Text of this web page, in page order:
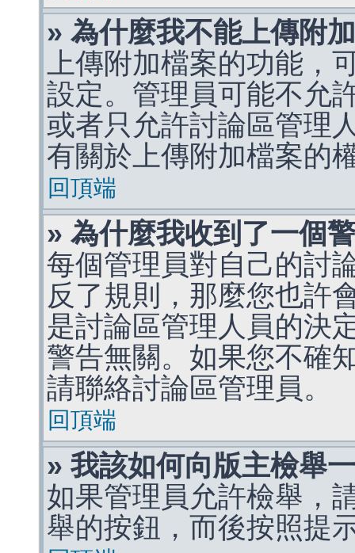
» 為什麼我不能上傳附
上傳附加檔案的功能，
設定。管理員可能不允
或者只允許討論區管理
有關於上傳附加檔案的
回頂端
» 為什麼我收到了一個
每個管理員對自己的討
反了規則，那麼您也許
是討論區管理人員的決
警告無關。如果您不確
請聯絡討論區管理員。
回頂端
» 我該如何向版主檢舉
如果管理員允許檢舉，
舉的按鈕，而後按照提